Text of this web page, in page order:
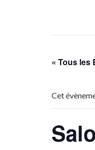
« Tous les
Cet